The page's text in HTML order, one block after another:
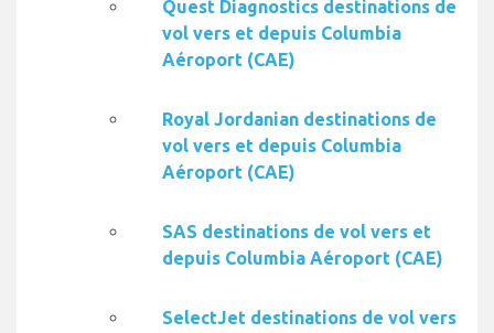
Quest Diagnostics destinations de
vol vers et depuis Columbia
Aéroport (CAE)
Royal Jordanian destinations de
vol vers et depuis Columbia
Aéroport (CAE)
SAS destinations de vol vers et
depuis Columbia Aéroport (CAE)
SelectJet destinations de vol vers